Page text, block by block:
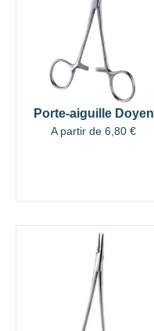
Porte-aiguille Doyen
A partir de 6,80 €